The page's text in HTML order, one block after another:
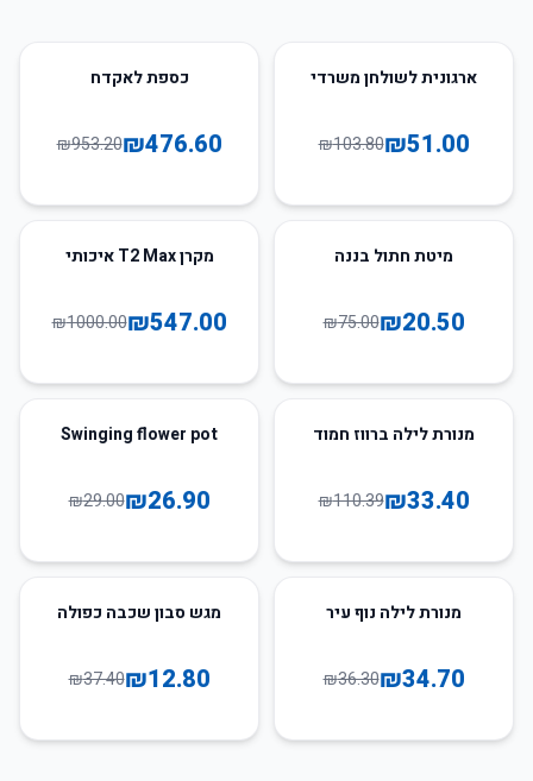
51
ארגונית לשולחן משרדי
₪51.00
₪103.80
כספת לאקדח
₪476.60
₪953.20
מיטת חתול בננה
₪20.50
₪75.00
45מקרן T2 Max איכותי
₪547.00
₪1000.00
70
מנורת לילה ברווז חמוד
₪33.40
₪110.39
Swinging flower pot
₪26.90
₪29.00
מנורת לילה נוף עיר
₪34.70
₪36.30
66
מגש סבון שכבה כפולה
₪12.80
₪37.40